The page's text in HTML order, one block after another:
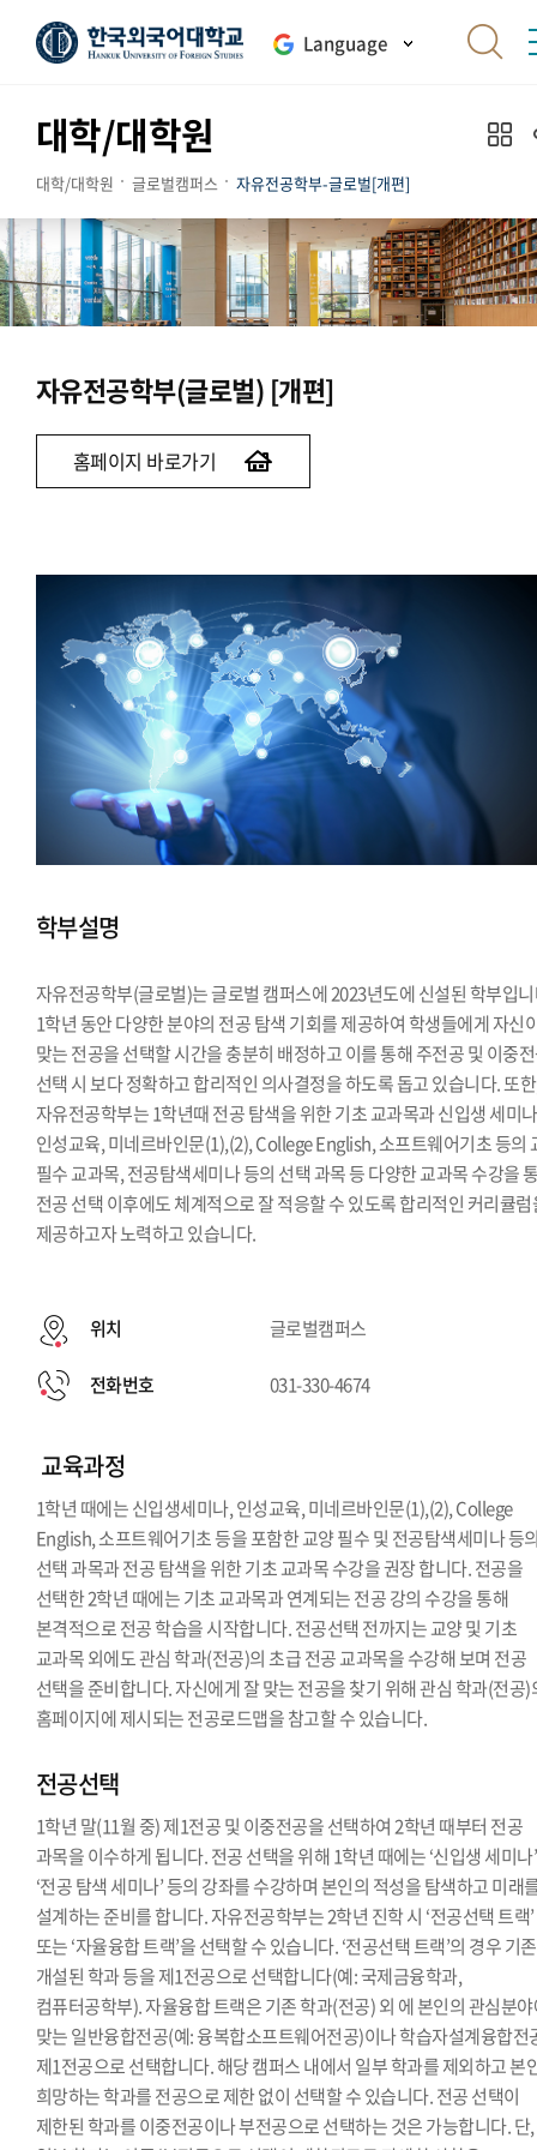
Language
대학/대학원
대학/대학원 글로벌캠퍼스 자유전공학부-글로벌[개편]
자유전공학부(글로벌) [개편]
홈페이지 바로가기
학부설명
자유전공학부(글로벌)는 글로벌 캠퍼스에 2023년도에 신설된 학부입
1학년 동안 다양한 분야의 전공 탐색 기회를 제공하여 학생들에게 자신
맞는 전공을 선택할 시간을 충분히 배정하고 이를 통해 주전공 및 이중
선택 시 보다 정확하고 합리적인 의사결정을 하도록 돕고 있습니다. 또
자유전공학부는 1학년때 전공 탐색을 위한 기초 교과목과 신입생 세미
인성교육, 미네르바인문(1),(2), College English, 소프트웨어기초 등의
필수 교과목, 전공탐색세미나 등의 선택 과목 등 다양한 교과목 수강을
전공 선택 이후에도 체계적으로 잘 적응할 수 있도록 합리적인 커리큘
제공하고자 노력하고 있습니다.
위치 글로벌캠퍼스
전화번호 031-330-4674
교육과정
1학년 때에는 신입생세미나, 인성교육, 미네르바인문(1),(2), College
English, 소프트웨어기초 등을 포함한 교양 필수 및 전공탐색세미나 등
선택 과목과 전공 탐색을 위한 기초 교과목 수강을 권장 합니다. 전공을
선택한 2학년 때에는 기초 교과목과 연계되는 전공 강의 수강을 통해
본격적으로 전공 학습을 시작합니다. 전공선택 전까지는 교양 및 기초
교과목 외에도 관심 학과(전공)의 초급 전공 교과목을 수강해 보며 전공
선택을 준비합니다. 자신에게 잘 맞는 전공을 찾기 위해 관심 학과(전공)
홈페이지에 제시되는 전공로드맵을 참고할 수 있습니다.
전공선택
1학년 말(11월 중) 제1전공 및 이중전공을 선택하여 2학년 때부터 전공
과목을 이수하게 됩니다. 전공 선택을 위해 1학년 때에는 ‘신입생 세미나
‘전공 탐색 세미나’ 등의 강좌를 수강하며 본인의 적성을 탐색하고 미래
설계하는 준비를 합니다. 자유전공학부는 2학년 진학 시 ‘전공선택 트랙’
또는 ‘자율융합 트랙’을 선택할 수 있습니다. ‘전공선택 트랙’의 경우 기
개설된 학과 등을 제1전공으로 선택합니다(예: 국제금융학과,
컴퓨터공학부). 자율융합 트랙은 기존 학과(전공) 외 에 본인의 관심분
맞는 일반융합전공(예: 융복합소프트웨어전공)이나 학습자설계융합전
제1전공으로 선택합니다. 해당 캠퍼스 내에서 일부 학과를 제외하고 본
희망하는 학과를 전공으로 제한 없이 선택할 수 있습니다. 전공 선택이
제한된 학과를 이중전공이나 부전공으로 선택하는 것은 가능합니다. 단,